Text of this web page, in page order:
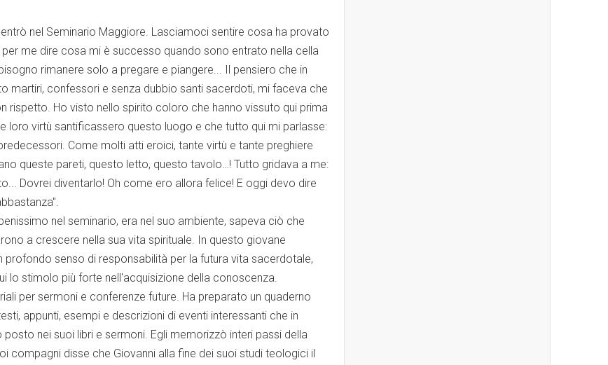
nel Seminario Maggiore. Lasciamoci sentire cosa ha provato
me dire cosa mi è successo quando sono entrato nella cella
rimanere solo a pregare e piangere... Il pensiero che in
martiri, confessori e senza dubbio santi sacerdoti, mi faceva che
rispetto. Ho visto nello spirito coloro che hanno vissuto qui prima
loro virtù santificassero questo luogo e che tutto qui mi parlasse:
Come molti atti eroici, tante virtù e tante preghiere
queste pareti, questo letto, questo tavolo…! Tutto gridava a me:
Dovrei diventarlo! Oh come ero allora felice! E oggi devo dire
nel seminario, era nel suo ambiente, sapeva ciò che
a crescere nella sua vita spirituale. In questo giovane
profondo senso di responsabilità per la futura vita sacerdotale,
lo stimolo più forte nell'acquisizione della conoscenza.
per sermoni e conferenze future. Ha preparato un quaderno
appunti, esempi e descrizioni di eventi interessanti che in
nei suoi libri e sermoni. Egli memorizzò interi passi della
compagni disse che Giovanni alla fine dei suoi studi teologici il